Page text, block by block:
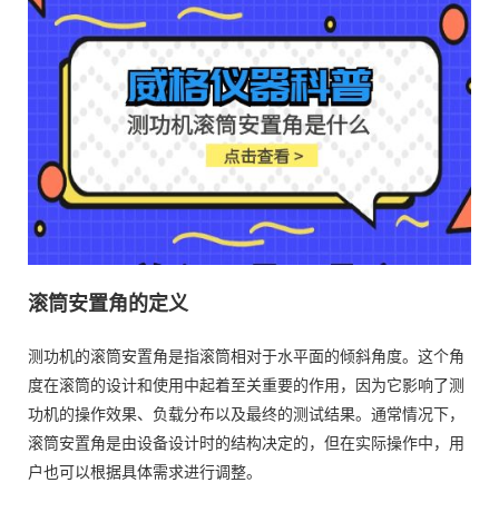
滚筒安置角的定义
测功机的滚筒安置角是指滚筒相对于水平面的倾斜角度。这个角
度在滚筒的设计和使用中起着至关重要的作用，因为它影响了测
功机的操作效果、负载分布以及最终的测试结果。通常情况下，
滚筒安置角是由设备设计时的结构决定的，但在实际操作中，用
户也可以根据具体需求进行调整。